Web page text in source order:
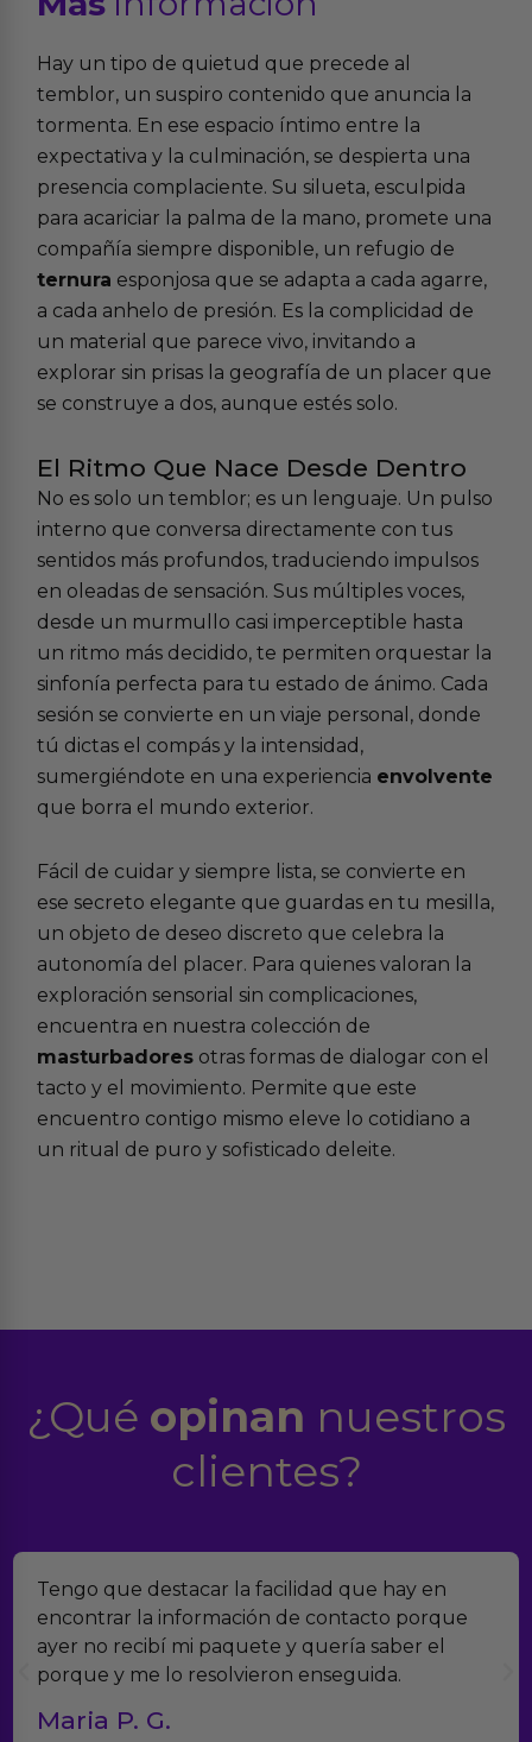
Hay un tipo de quietud que precede al
temblor, un suspiro contenido que anuncia la
tormenta. En ese espacio íntimo entre la
expectativa y la culminación, se despierta una
presencia complaciente. Su silueta, esculpida
para acariciar la palma de la mano, promete una
compañía siempre disponible, un refugio de
ternura esponjosa que se adapta a cada agarre,
a cada anhelo de presión. Es la complicidad de
un material que parece vivo, invitando a
explorar sin prisas la geografía de un placer que
se construye a dos, aunque estés solo.
El Ritmo Que Nace Desde Dentro
No es solo un temblor; es un lenguaje. Un pulso
interno que conversa directamente con tus
sentidos más profundos, traduciendo impulsos
en oleadas de sensación. Sus múltiples voces,
desde un murmullo casi imperceptible hasta
un ritmo más decidido, te permiten orquestar la
sinfonía perfecta para tu estado de ánimo. Cada
sesión se convierte en un viaje personal, donde
tú dictas el compás y la intensidad,
sumergiéndote en una experiencia envolvente
que borra el mundo exterior.
Fácil de cuidar y siempre lista, se convierte en
ese secreto elegante que guardas en tu mesilla,
un objeto de deseo discreto que celebra la
autonomía del placer. Para quienes valoran la
exploración sensorial sin complicaciones,
encuentra en nuestra colección de
masturbadores otras formas de dialogar con el
tacto y el movimiento. Permite que este
encuentro contigo mismo eleve lo cotidiano a
un ritual de puro y sofisticado deleite.
¿Qué opinan nuestros
clientes?
que hay en
de contacto porque
y quería saber el
enseguida.
Encontramos Erotiks a
verdad es que nos han
muchísimos productos y
con el seguimiento del